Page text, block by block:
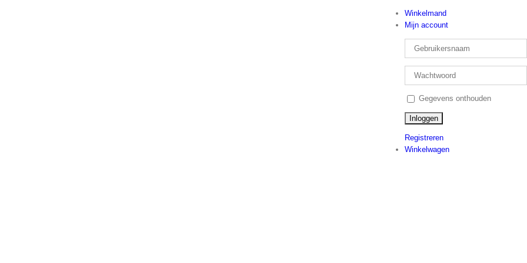
Winkelmand
Mijn account
Gegevens onthouden
Registreren
Winkelwagen